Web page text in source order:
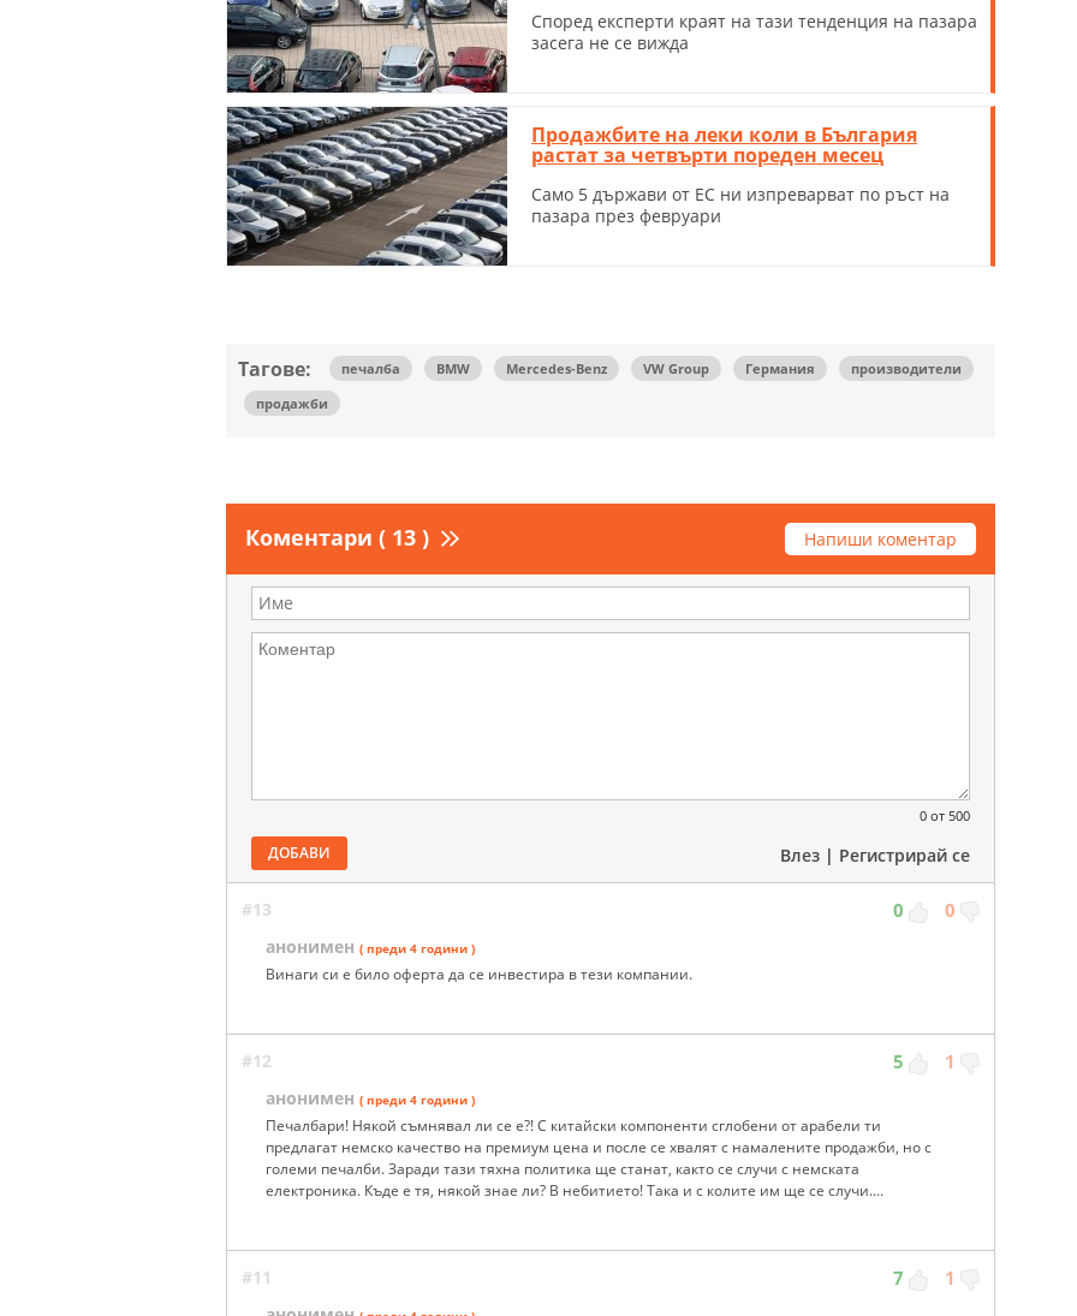
Според експерти краят на тази тенденция на пазара
засега не се вижда
Продажбите на леки коли в България
растат за четвърти пореден месец
Само 5 държави от ЕС ни изпреварват по ръст на
пазара през февруари
Тагове: печалба BMW Mercedes-Benz VW Group Германия
производители
продажби
Коментари ( 13 ) Напиши коментар
0 от 500
ДОБАВИ Влез | Регистрирай се
#13 0 0
анонимен ( преди 4 години )
Винаги си е било оферта да се инвестира в тези компании.
#12 5 1
анонимен ( преди 4 години )
Печалбари! Някой съмнявал ли се е?! С китайски компоненти сглобени от арабели ти
предлагат немско качество на премиум цена и после се хвалят с намалените продажби, но с
големи печалби. Заради тази тяхна политика ще станат, както се случи с немската
електроника. Къде е тя, някой знае ли? В небитието! Така и с колите им ще се случи....
#11 7 1